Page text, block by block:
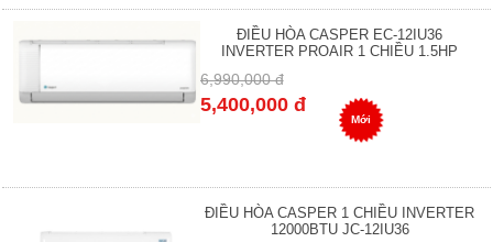
ĐIỀU HÒA CASPER EC-12IU36
INVERTER PROAIR 1 CHIỀU 1.5HP
6,990,000 đ
5,400,000 đ
Mới
ĐIỀU HÒA CASPER 1 CHIỀU INVERTER
12000BTU JC-12IU36